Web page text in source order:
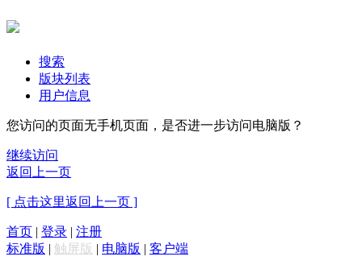
搜索
版块列表
用户信息
您访问的页面无手机页面，是否进一步访问电脑版？
继续访问
返回上一页
[ 点击这里返回上一页 ]
首页 | 登录 | 注册
标准版 | 触屏版 | 电脑版 | 客户端